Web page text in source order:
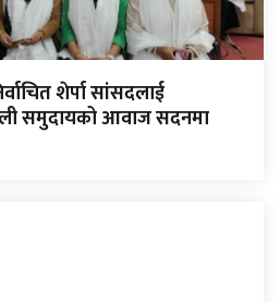
शेर्पा सांसदलाई
समुदायको आवाज सदनमा